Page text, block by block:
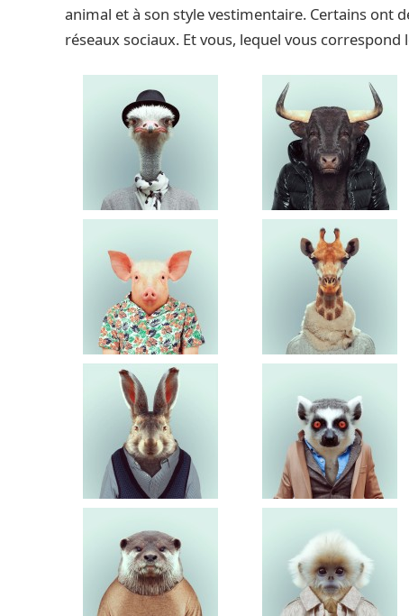
animal et à son style vestimentaire. Certains ont
réseaux sociaux. Et vous, lequel vous correspond